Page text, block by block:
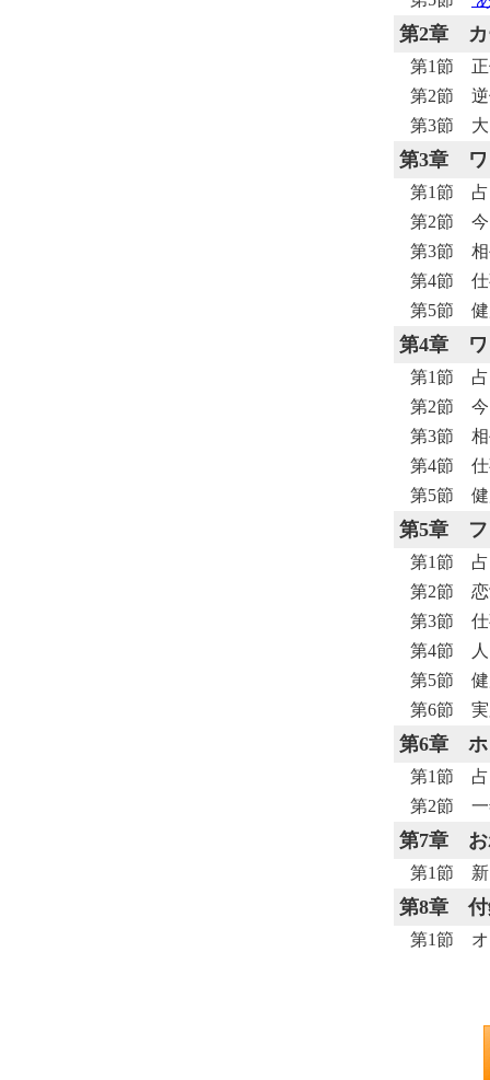
第2章
第1節 正
第2節 逆
第3節 大
第3章
第1節 占
第2節 今
第3節 相
第4節 仕
第5節
第4章
第1節 占
第2節 今
第3節 相
第4節
第5節
第5章
第1節 占
第2節 恋
第3節 仕
第4節 人
第5節
第6節 実
第6章
第1節 占
第2節 一
第7章
第1節 新
第8章
第1節 オ